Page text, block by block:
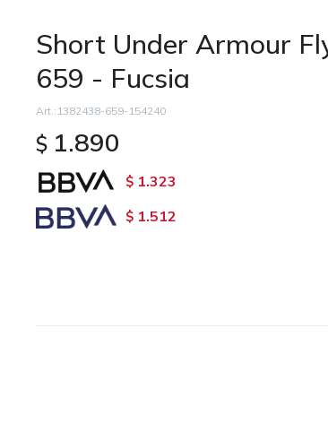
Short Under Armour
659 - Fucsia
1382438-659-154240
$ 1.890
$ 1.323
$ 1.512